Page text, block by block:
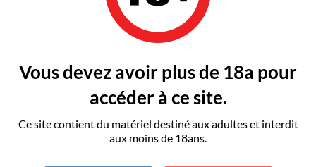
Vous devez avoir plus de 18a pour
accéder à ce site.
Ce site contient du matériel destiné aux adultes et interdit
aux moins de 18ans.